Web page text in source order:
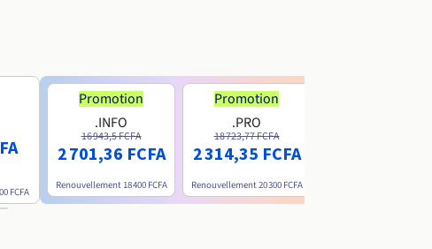
FCFA
Promotion
.INFO
16 943,5 FCFA
2 701,36 FCFA
Renouvellement 18 400 FCFA
Promotion
.PRO
18 723,77 FCFA
2 314,35 FCFA
Renouvellement20 300 FCFA